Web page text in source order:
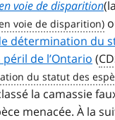
voie de disparition(la
détermination du
péril de l’Ontario (
la camassie
menacée. À la